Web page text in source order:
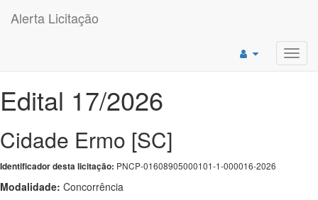
Alerta Licitação
Edital 17/2026
Cidade Ermo [SC]
Identificador desta licitação: PNCP-01608905000101-1-000016-2026
Modalidade: Concorrência